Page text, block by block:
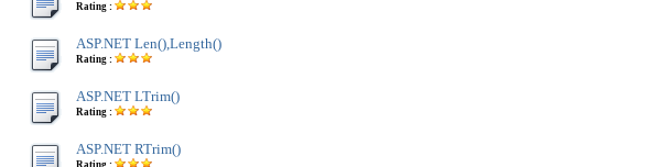
Rating :
ASP.NET Len(),Length()
Rating :
ASP.NET LTrim()
Rating :
ASP.NET RTrim()
Rating :